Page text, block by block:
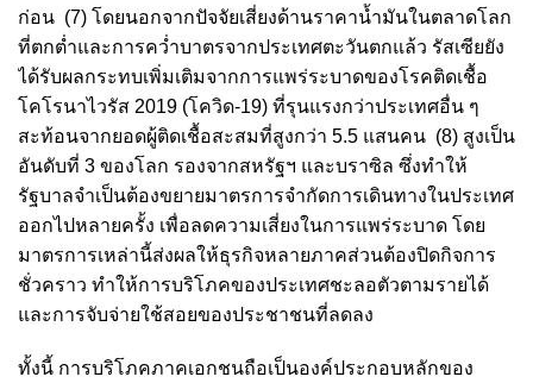
ก่อน (7) โดยนอกจากปัจจัยเสี่ยงด้านราคาน้ำมันในตลาดโลก
ที่ตกต่ำและการคว่ำบาตรจากประเทศตะวันตกแล้ว รัสเซียยัง
ได้รับผลกระทบเพิ่มเติมจากการแพร่ระบาดของโรคติดเชื้อ
โคโรนาไวรัส 2019 (โควิด-19) ที่รุนแรงกว่าประเทศอื่น ๆ
สะท้อนจากยอดผู้ติดเชื้อสะสมที่สูงกว่า 5.5 แสนคน (8) สูงเป็น
อันดับที่ 3 ของโลก รองจากสหรัฐฯ และบราซิล ซึ่งทำให้
รัฐบาลจำเป็นต้องขยายมาตรการจำกัดการเดินทางในประเทศ
ออกไปหลายครั้ง เพื่อลดความเสี่ยงในการแพร่ระบาด โดย
มาตรการเหล่านี้ส่งผลให้ธุรกิจหลายภาคส่วนต้องปิดกิจการ
ชั่วคราว ทำให้การบริโภคของประเทศชะลอตัวตามรายได้
และการจับจ่ายใช้สอยของประชาชนที่ลดลง
ทั้งนี้ การบริโภคภาคเอกชนถือเป็นองค์ประกอบหลักของ